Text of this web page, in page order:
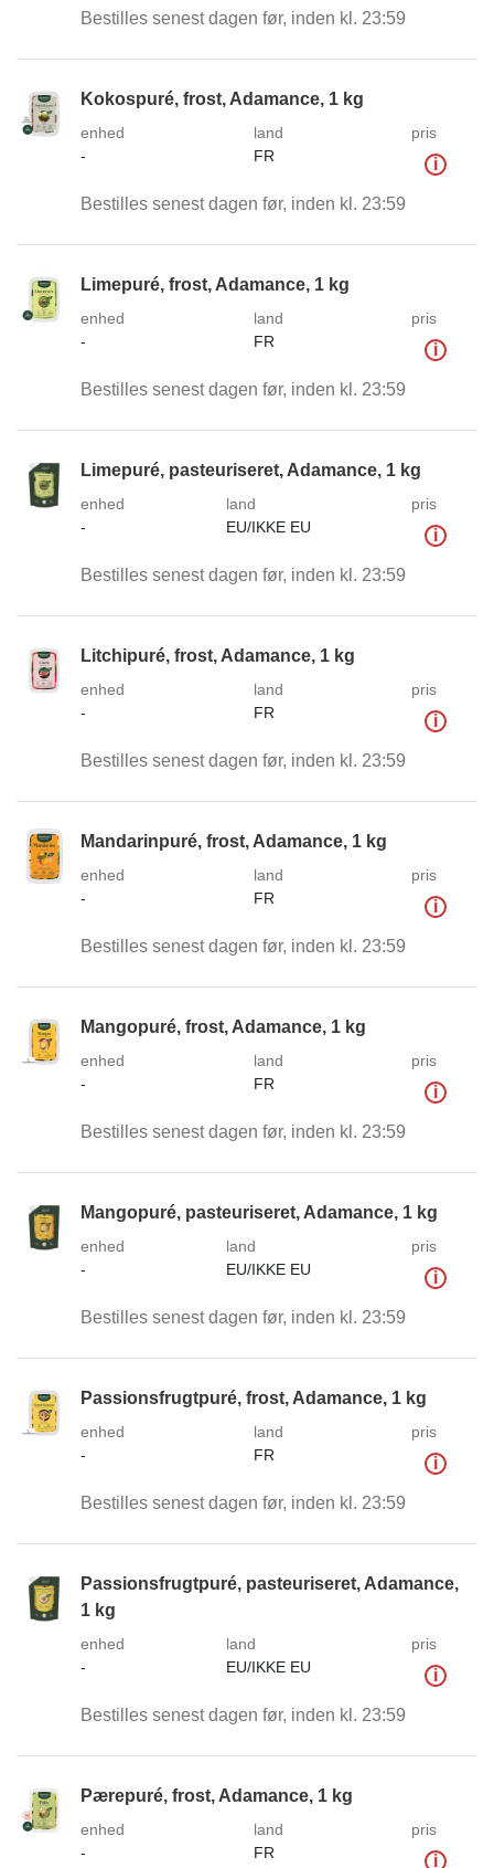
Bestilles senest dagen før, inden kl. 23:59
Kokospuré, frost, Adamance, 1 kg
enhed
-
land
FR
pris
i
Bestilles senest dagen før, inden kl. 23:59
Limepuré, frost, Adamance, 1 kg
enhed
-
land
FR
pris
i
Bestilles senest dagen før, inden kl. 23:59
Limepuré, pasteuriseret, Adamance, 1 kg
enhed
-
land
EU/IKKE EU
pris
i
Bestilles senest dagen før, inden kl. 23:59
Litchipuré, frost, Adamance, 1 kg
enhed
-
land
FR
pris
i
Bestilles senest dagen før, inden kl. 23:59
Mandarinpuré, frost, Adamance, 1 kg
enhed
-
land
FR
pris
i
Bestilles senest dagen før, inden kl. 23:59
Mangopuré, frost, Adamance, 1 kg
enhed
-
land
FR
pris
i
Bestilles senest dagen før, inden kl. 23:59
Mangopuré, pasteuriseret, Adamance, 1 kg
enhed
-
land
EU/IKKE EU
pris
i
Bestilles senest dagen før, inden kl. 23:59
Passionsfrugtpuré, frost, Adamance, 1 kg
enhed
-
land
FR
pris
i
Bestilles senest dagen før, inden kl. 23:59
Passionsfrugtpuré, pasteuriseret, Adamance,
1 kg
enhed
-
land
EU/IKKE EU
pris
i
Bestilles senest dagen før, inden kl. 23:59
Pærepuré, frost, Adamance, 1 kg
enhed
-
land
FR
pris
i